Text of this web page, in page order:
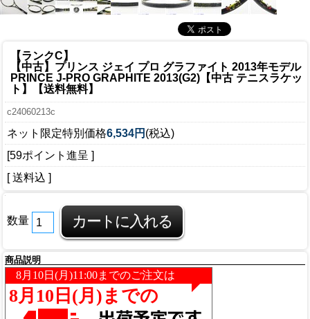
【ランクC】
【中古】プリンス ジェイ プロ グラファイト 2013年モデル
PRINCE J-PRO GRAPHITE 2013(G2)【中古 テニスラケッ
ト】【送料無料】
c24060213c
ネット限定特別価格6,534円 (税込)
[59ポイント進呈 ]
[ 送料込 ]
数量
商品説明